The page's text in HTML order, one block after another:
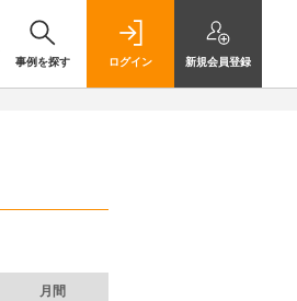
事例を探す ログイン 新規会員登録
月間